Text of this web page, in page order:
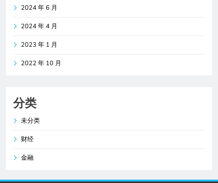
2024 年 6 月
2024 年 4 月
2023 年 1 月
2022 年 10 月
分类
未分类
财经
金融